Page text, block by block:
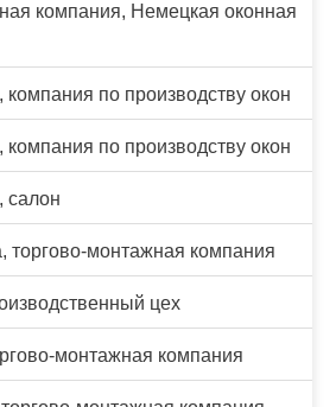
компания, Немецкая оконная
по производству окон
по производству окон
салон
торгово-монтажная компания
цех
монтажная компания